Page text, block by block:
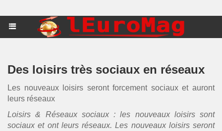
Des loisirs très sociaux en réseaux
Les nouveaux loisirs seront forcement sociaux et auront
leurs réseaux
Loisirs & Réseaux sociaux : les nouveaux loisirs sont
sociaux et ont leurs réseaux. Les nouveaux loisirs seront